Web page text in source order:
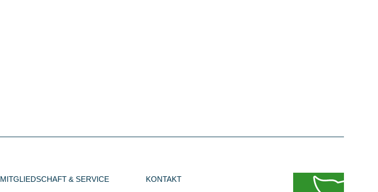
MITGLIEDSCHAFT & SERVICE KONTAKT